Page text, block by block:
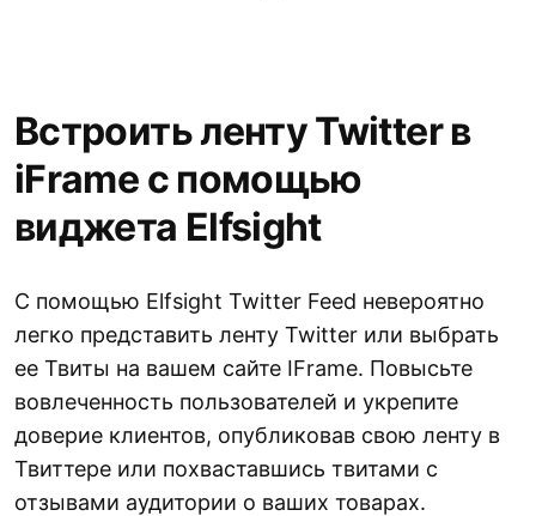
Встроить ленту Twitter в
iFrame с помощью
виджета Elfsight
С помощью Elfsight Twitter Feed невероятно
легко представить ленту Twitter или выбрать
ее Твиты на вашем сайте IFrame. Повысьте
вовлеченность пользователей и укрепите
доверие клиентов, опубликовав свою ленту в
Твиттере или похваставшись твитами с
отзывами аудитории о ваших товарах.